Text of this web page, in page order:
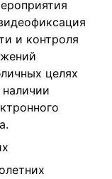
и контроля
целях